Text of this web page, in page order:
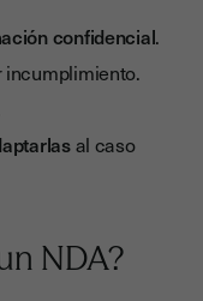
confidencial.
al caso
NDA?